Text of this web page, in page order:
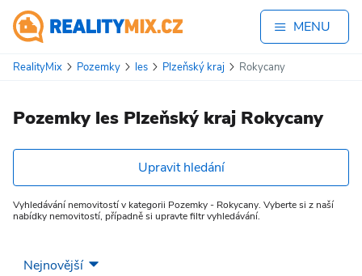
MENU
RealityMix Pozemky les Plzeňský kraj Rokycany
Pozemky les Plzeňský kraj Rokycany
Upravit hledání
Vyhledávání nemovitostí v kategorii Pozemky - Rokycany. Vyberte si z naší
nabídky nemovitostí, případně si upravte filtr vyhledávání.